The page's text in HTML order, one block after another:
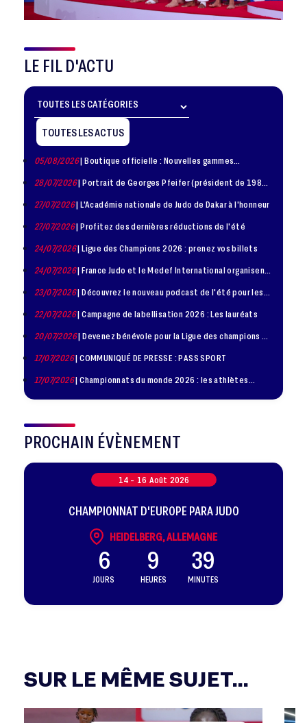
LE FIL D'ACTU
TOUTES LES ACTUS
05/08/2026| Boutique officielle : Nouvelles gammes
28/07/2026| Portrait de Georges Pfeifer (président de 1981
27/07/2026| L'Académie nationale de Judo de Dakar à l'honneur
27/07/2026| Profitez des dernières réductions de l'été
24/07/2026| Ligue des Champions 2026 : prenez vos billets
24/07/2026| France Judo et le Medef International organisent
23/07/2026| Découvrez le nouveau podcast de l'été pour les
22/07/2026| Campagne de labellisation 2026 : Les lauréats
20/07/2026| Devenez bénévole pour la Ligue des champions de
17/07/2026| COMMUNIQUÉ DE PRESSE : PASS SPORT
17/07/2026| Championnats du monde 2026 : les athlètes
PROCHAIN ÉVÈNEMENT
14 - 16 Août 2026
CHAMPIONNAT D'EUROPE PARA JUDO
HEIDELBERG, ALLEMAGNE
6
JOURS
9
HEURES
39
MINUTES
SUR LE MÊME SUJET...